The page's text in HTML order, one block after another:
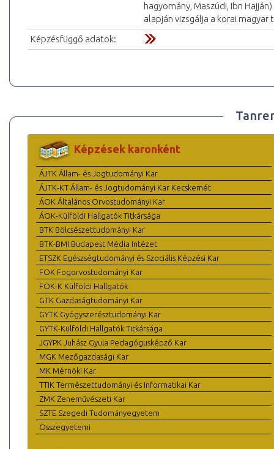
hagyomány, Maszúdi, Ibn
alapján vizsgálja a korai
Képzésfüggő adatok:
Képzések karonként
ÁJTK Állam- és Jogtudományi Kar
ÁJTK-KT Állam- és Jogtudományi Kar Kecskemét
ÁOK Általános Orvostudományi Kar
ÁOK-Külföldi Hallgatók Titkársága
BTK Bölcsészettudományi Kar
BTK-BMI Budapest Média Intézet
ETSZK Egészségtudományi és Szociális Képzési Kar
FOK Fogorvostudományi Kar
FOK-K Külföldi Hallgatók
GTK Gazdaságtudományi Kar
GYTK Gyógyszerésztudományi Kar
GYTK-Külföldi Hallgatók Titkársága
JGYPK Juhász Gyula Pedagógusképző Kar
MGK Mezőgazdasági Kar
MK Mérnöki Kar
TTIK Természettudományi és Informatikai Kar
ZMK Zeneművészeti Kar
SZTE Szegedi Tudományegyetem
Összegyetemi